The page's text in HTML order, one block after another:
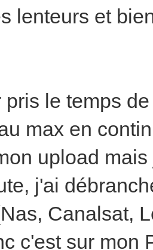
lenteurs et
le temps
max en
upload
j'ai
Canalsat,
c'est sur mon